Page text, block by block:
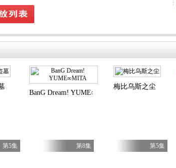
第5集
BanG Dream! YUME∞MITA
第8集
梅比乌斯之尘
第5集